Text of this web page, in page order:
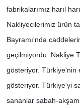
fabrikalarımız harıl
Nakliyecilerimiz ürün
Bayramı'nda
geçilmiyordu. Nakliye
gösteriyor. Türkiye'nin
gösteriyor. Türkiye'yi
sananlar sabah-